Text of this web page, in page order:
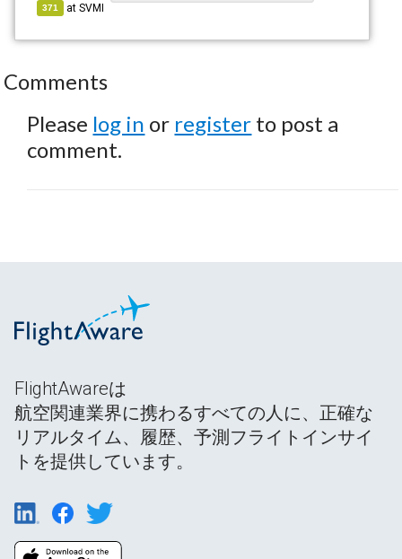
371 atSVMI
Comments
Please log in or register to post a
comment.
FlightAwareは
航空関連業界に携わるすべての人に、正確な
リアルタイム、履歴、予測フライトインサイ
トを提供しています。